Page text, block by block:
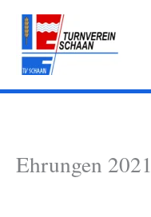
Zum
Inhalt
springen
Ehrungen 2021